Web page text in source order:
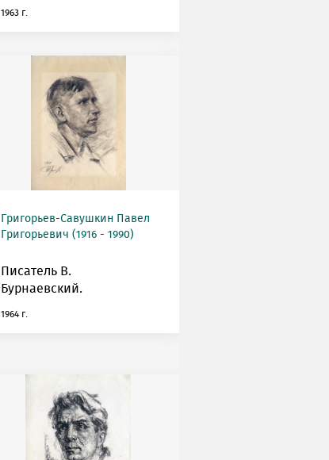
1963 г.
Григорьев-Савушкин Павел
Григорьевич (1916 - 1990)
Писатель В.
Бурнаевский.
1964 г.